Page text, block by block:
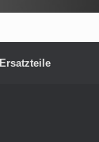
Ersatzteile